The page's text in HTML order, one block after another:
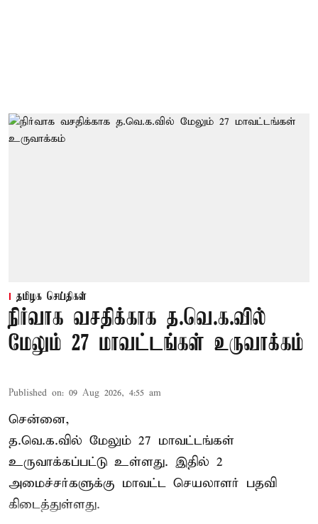
தமிழக செய்திகள்
நிர்வாக வசதிக்காக த.வெ.க.வில்
மேலும் 27 மாவட்டங்கள் உருவாக்கம்
Published on: 09 Aug 2026, 4:55 am
சென்னை,
த.வெ.க.வில் மேலும் 27 மாவட்டங்கள்
உருவாக்கப்பட்டு உள்ளது. இதில் 2
அமைச்சர்களுக்கு மாவட்ட செயலாளர் பதவி
கிடைத்துள்ளது.